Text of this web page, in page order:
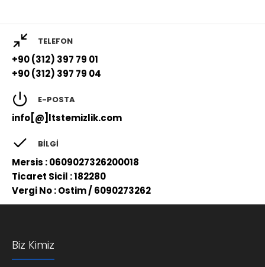
TELEFON
+90 (312) 397 79 01
+90 (312) 397 79 04
E-POSTA
info[@]ltstemizlik.com
BILGI
Mersis : 0609027326200018
Ticaret Sicil : 182280
Vergi No : Ostim / 6090273262
Biz Kimiz